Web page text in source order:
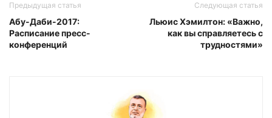
Предыдущая статья
Абу-Даби-2017:
Расписание пресс-
конференций
Следующая статья
Льюис Хэмилтон: «Важно,
как вы справляетесь с
трудностями»